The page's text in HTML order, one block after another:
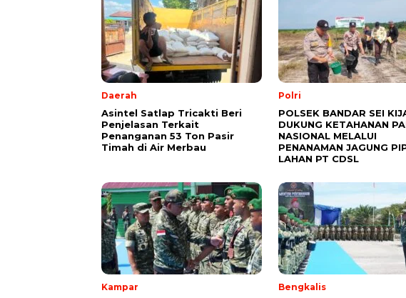
Daerah
Asintel Satlap Tricakti Beri
Penjelasan Terkait
Penanganan 53 Ton Pasir
Timah di Air Merbau
Polri
POLSEK BANDAR SEI
DUKUNG KETAHANAN
NASIONAL MELALUI
PENANAMAN JAGUNG
LAHAN PT CDSL
Kampar Bengkalis